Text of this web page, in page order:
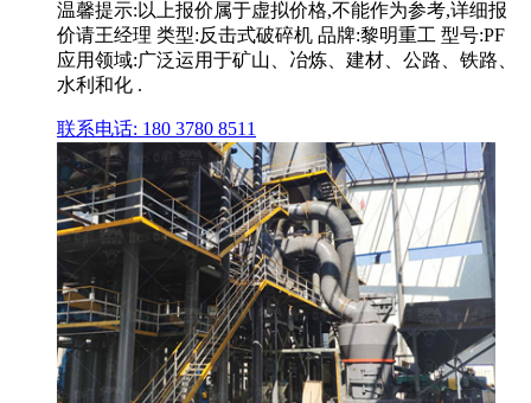
温馨提示:以上报价属于虚拟价格,不能作为参考,详细报
价请王经理 类型:反击式破碎机 品牌:黎明重工 型号:PF
应用领域:广泛运用于矿山、冶炼、建材、公路、铁路、
水利和化 .
联系电话: 180 3780 8511